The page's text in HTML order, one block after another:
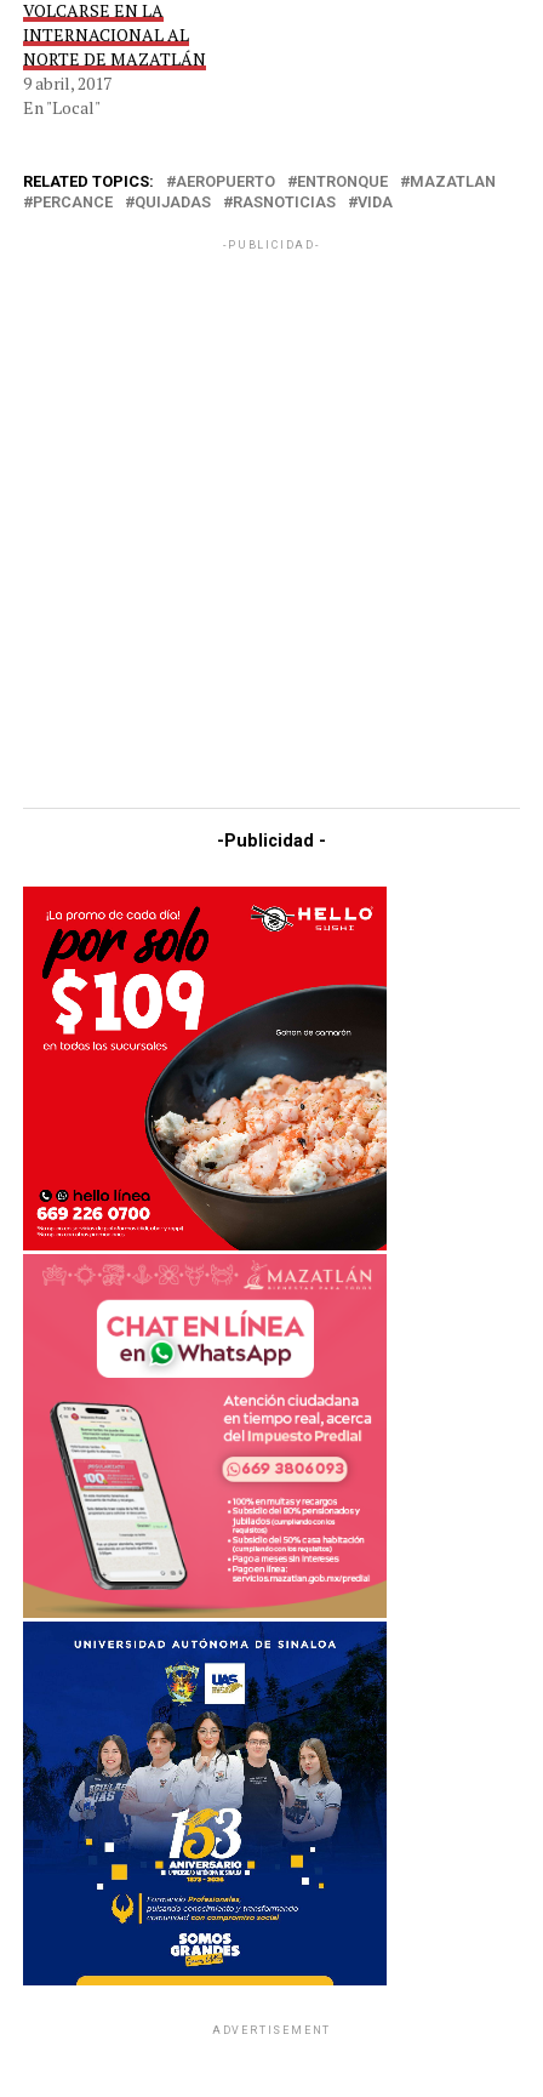
VOLCARSE EN LA
INTERNACIONAL AL
NORTE DE MAZATLÁN
9 abril, 2017
En "Local"
RELATED TOPICS: AEROPUERTO ENTRONQUE
MAZATLAN
PERCANCE
QUIJADAS RASNOTICIAS VIDA
-PUBLICIDAD-
-Publicidad -
ADVERTISEMENT